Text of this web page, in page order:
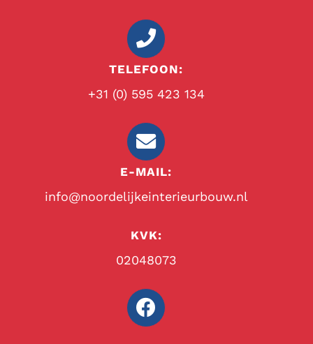
TELEFOON:
+31 (0) 595 423 134
E-MAIL:
info@noordelijkeinterieurbouw.nl
KVK:
02048073